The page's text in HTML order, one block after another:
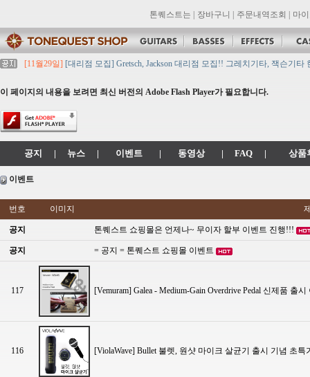
톤퀘스트는 장바구니 주문내역조회 마
[11월29일] [대리점 모집] Gretsch, Jackson 대리점 모집!! 그레치기타, 잭슨기타
[11월29일]2021년 추석 영업 시간 & 배송 공지
[11월29일]
2021년 설 영업 시간 & 배송 공지
이 페이지의 내용을 보려면 최신 버전의 Adobe Flash Player가 필요합니다.
공지 | 뉴스 | 이벤트 | 동영상 | FAQ | 상품
이벤트
번호 이미지
공지 톤퀘스트 쇼핑몰은 언제나~ 무이자 할부 이벤트 진행!!!
공지 = 공지 = 톤퀘스트 쇼핑몰 이벤트
117 [Vemuram] Galea - Medium-Gain Overdrive Pedal 신제품
116 [ViolaWave] Bullet 불렛, 원샷 마이크 살균기 출시 기념 초특